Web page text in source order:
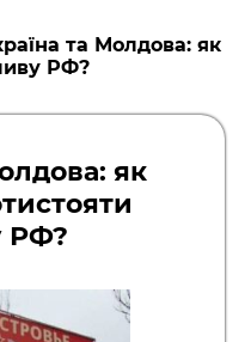
та Молдова: як
РФ?
як
РФ?